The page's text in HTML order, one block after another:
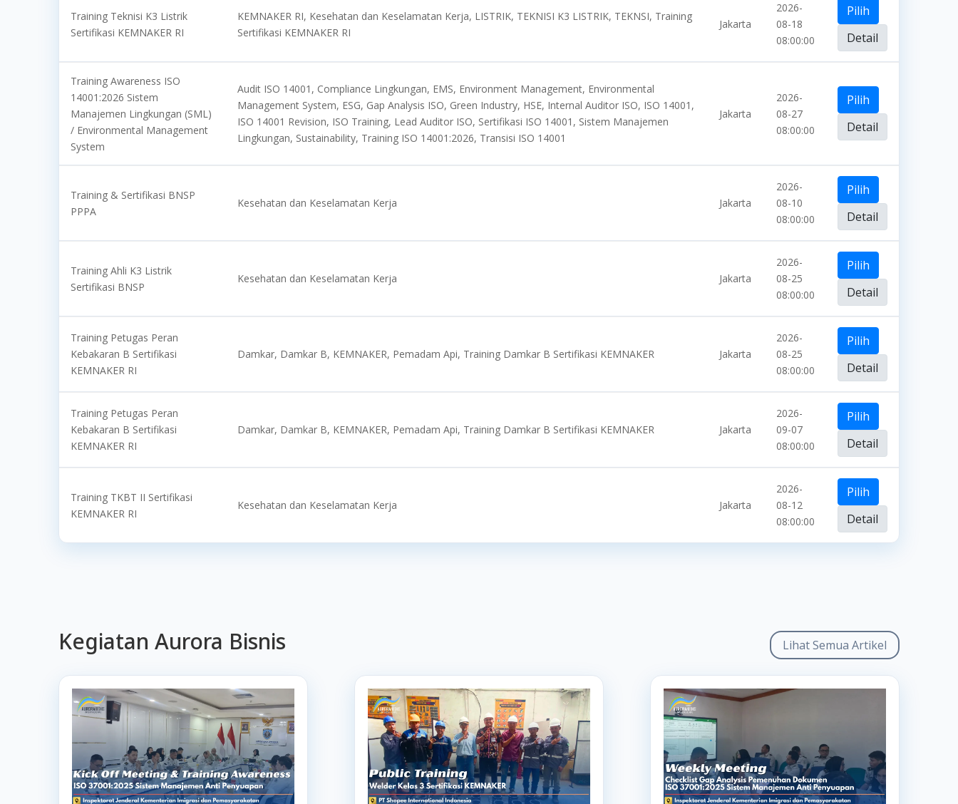
Training Teknisi K3 Listrik
Sertifikasi KEMNAKER RI
KEMNAKER RI, Kesehatan dan Keselamatan Kerja, LISTRIK, TEKNISI K3 LISTRIK, TEKNSI, Training
Sertifikasi KEMNAKER RI
Jakarta
2026-
08-18
08:00:00
Pilih
Detail
Training Awareness ISO
14001:2026 Sistem
Manajemen Lingkungan (SML)
/ Environmental Management
System
Audit ISO 14001, Compliance Lingkungan, EMS, Environment Management, Environmental
Management System, ESG, Gap Analysis ISO, Green Industry, HSE, Internal Auditor ISO, ISO 14001,
ISO 14001 Revision, ISO Training, Lead Auditor ISO, Sertifikasi ISO 14001, Sistem Manajemen
Lingkungan, Sustainability, Training ISO 14001:2026, Transisi ISO 14001
Jakarta
2026-
08-27
08:00:00
Pilih
Detail
Training & Sertifikasi BNSP
PPPA
Kesehatan dan Keselamatan Kerja Jakarta
2026-
08-10
08:00:00
Pilih
Detail
Training Ahli K3 Listrik
Sertifikasi BNSP
Kesehatan dan Keselamatan Kerja Jakarta
2026-
08-25
08:00:00
Pilih
Detail
Training Petugas Peran
Kebakaran B Sertifikasi
KEMNAKER RI
Damkar, Damkar B, KEMNAKER, Pemadam Api, Training Damkar B Sertifikasi KEMNAKER Jakarta
2026-
08-25
08:00:00
Pilih
Detail
Training Petugas Peran
Kebakaran B Sertifikasi
KEMNAKER RI
Damkar, Damkar B, KEMNAKER, Pemadam Api, Training Damkar B Sertifikasi KEMNAKER Jakarta
2026-
09-07
08:00:00
Pilih
Detail
Training TKBT II Sertifikasi
KEMNAKER RI
Kesehatan dan Keselamatan Kerja Jakarta
2026-
08-12
08:00:00
Pilih
Detail
Kegiatan Aurora Bisnis Lihat Semua Artikel